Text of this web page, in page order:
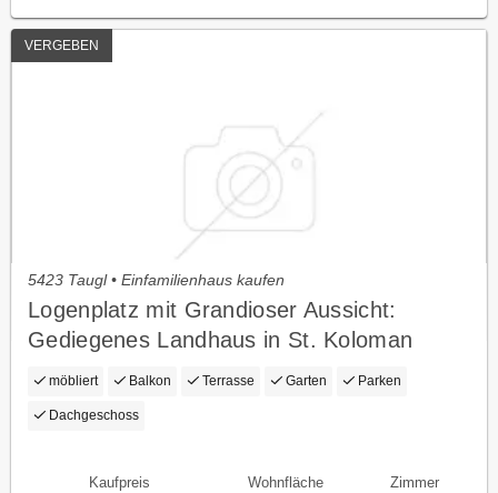
VERGEBEN
5423 Taugl • Einfamilienhaus kaufen
Logenplatz mit Grandioser Aussicht:
Gediegenes Landhaus in St. Koloman
(Salzburg)
möbliert Balkon Terrasse Garten Parken
Dachgeschoss
Kaufpreis Wohnfläche Zimmer